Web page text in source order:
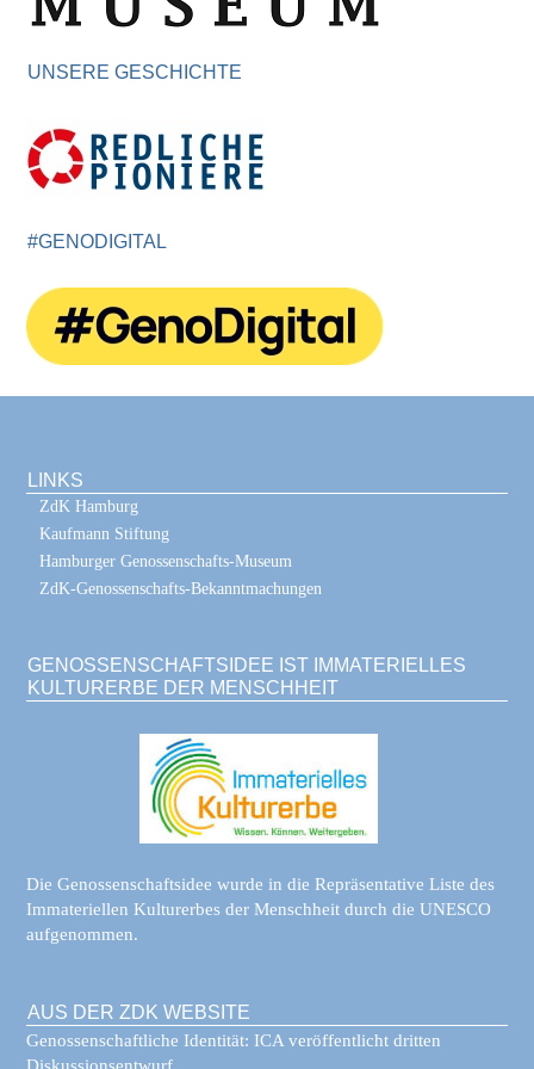
UNSERE GESCHICHTE
#GENODIGITAL
LINKS
ZdK Hamburg
Kaufmann Stiftung
Hamburger Genossenschafts-Museum
ZdK-Genossenschafts-Bekanntmachungen
GENOSSENSCHAFTSIDEE IST IMMATERIELLES
KULTURERBE DER MENSCHHEIT
Die Genossenschaftsidee wurde in die Repräsentative Liste des
Immateriellen Kulturerbes der Menschheit durch die UNESCO
aufgenommen.
AUS DER ZDK WEBSITE
Genossenschaftliche Identität: ICA veröffentlicht dritten